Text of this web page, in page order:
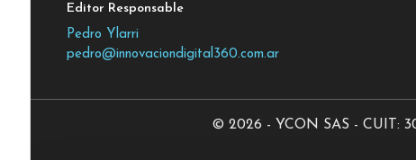
Editor Responsable
Pedro Ylarri
pedro@innovaciondigital360.com.ar
© 2026 - YCON SAS - CUIT: